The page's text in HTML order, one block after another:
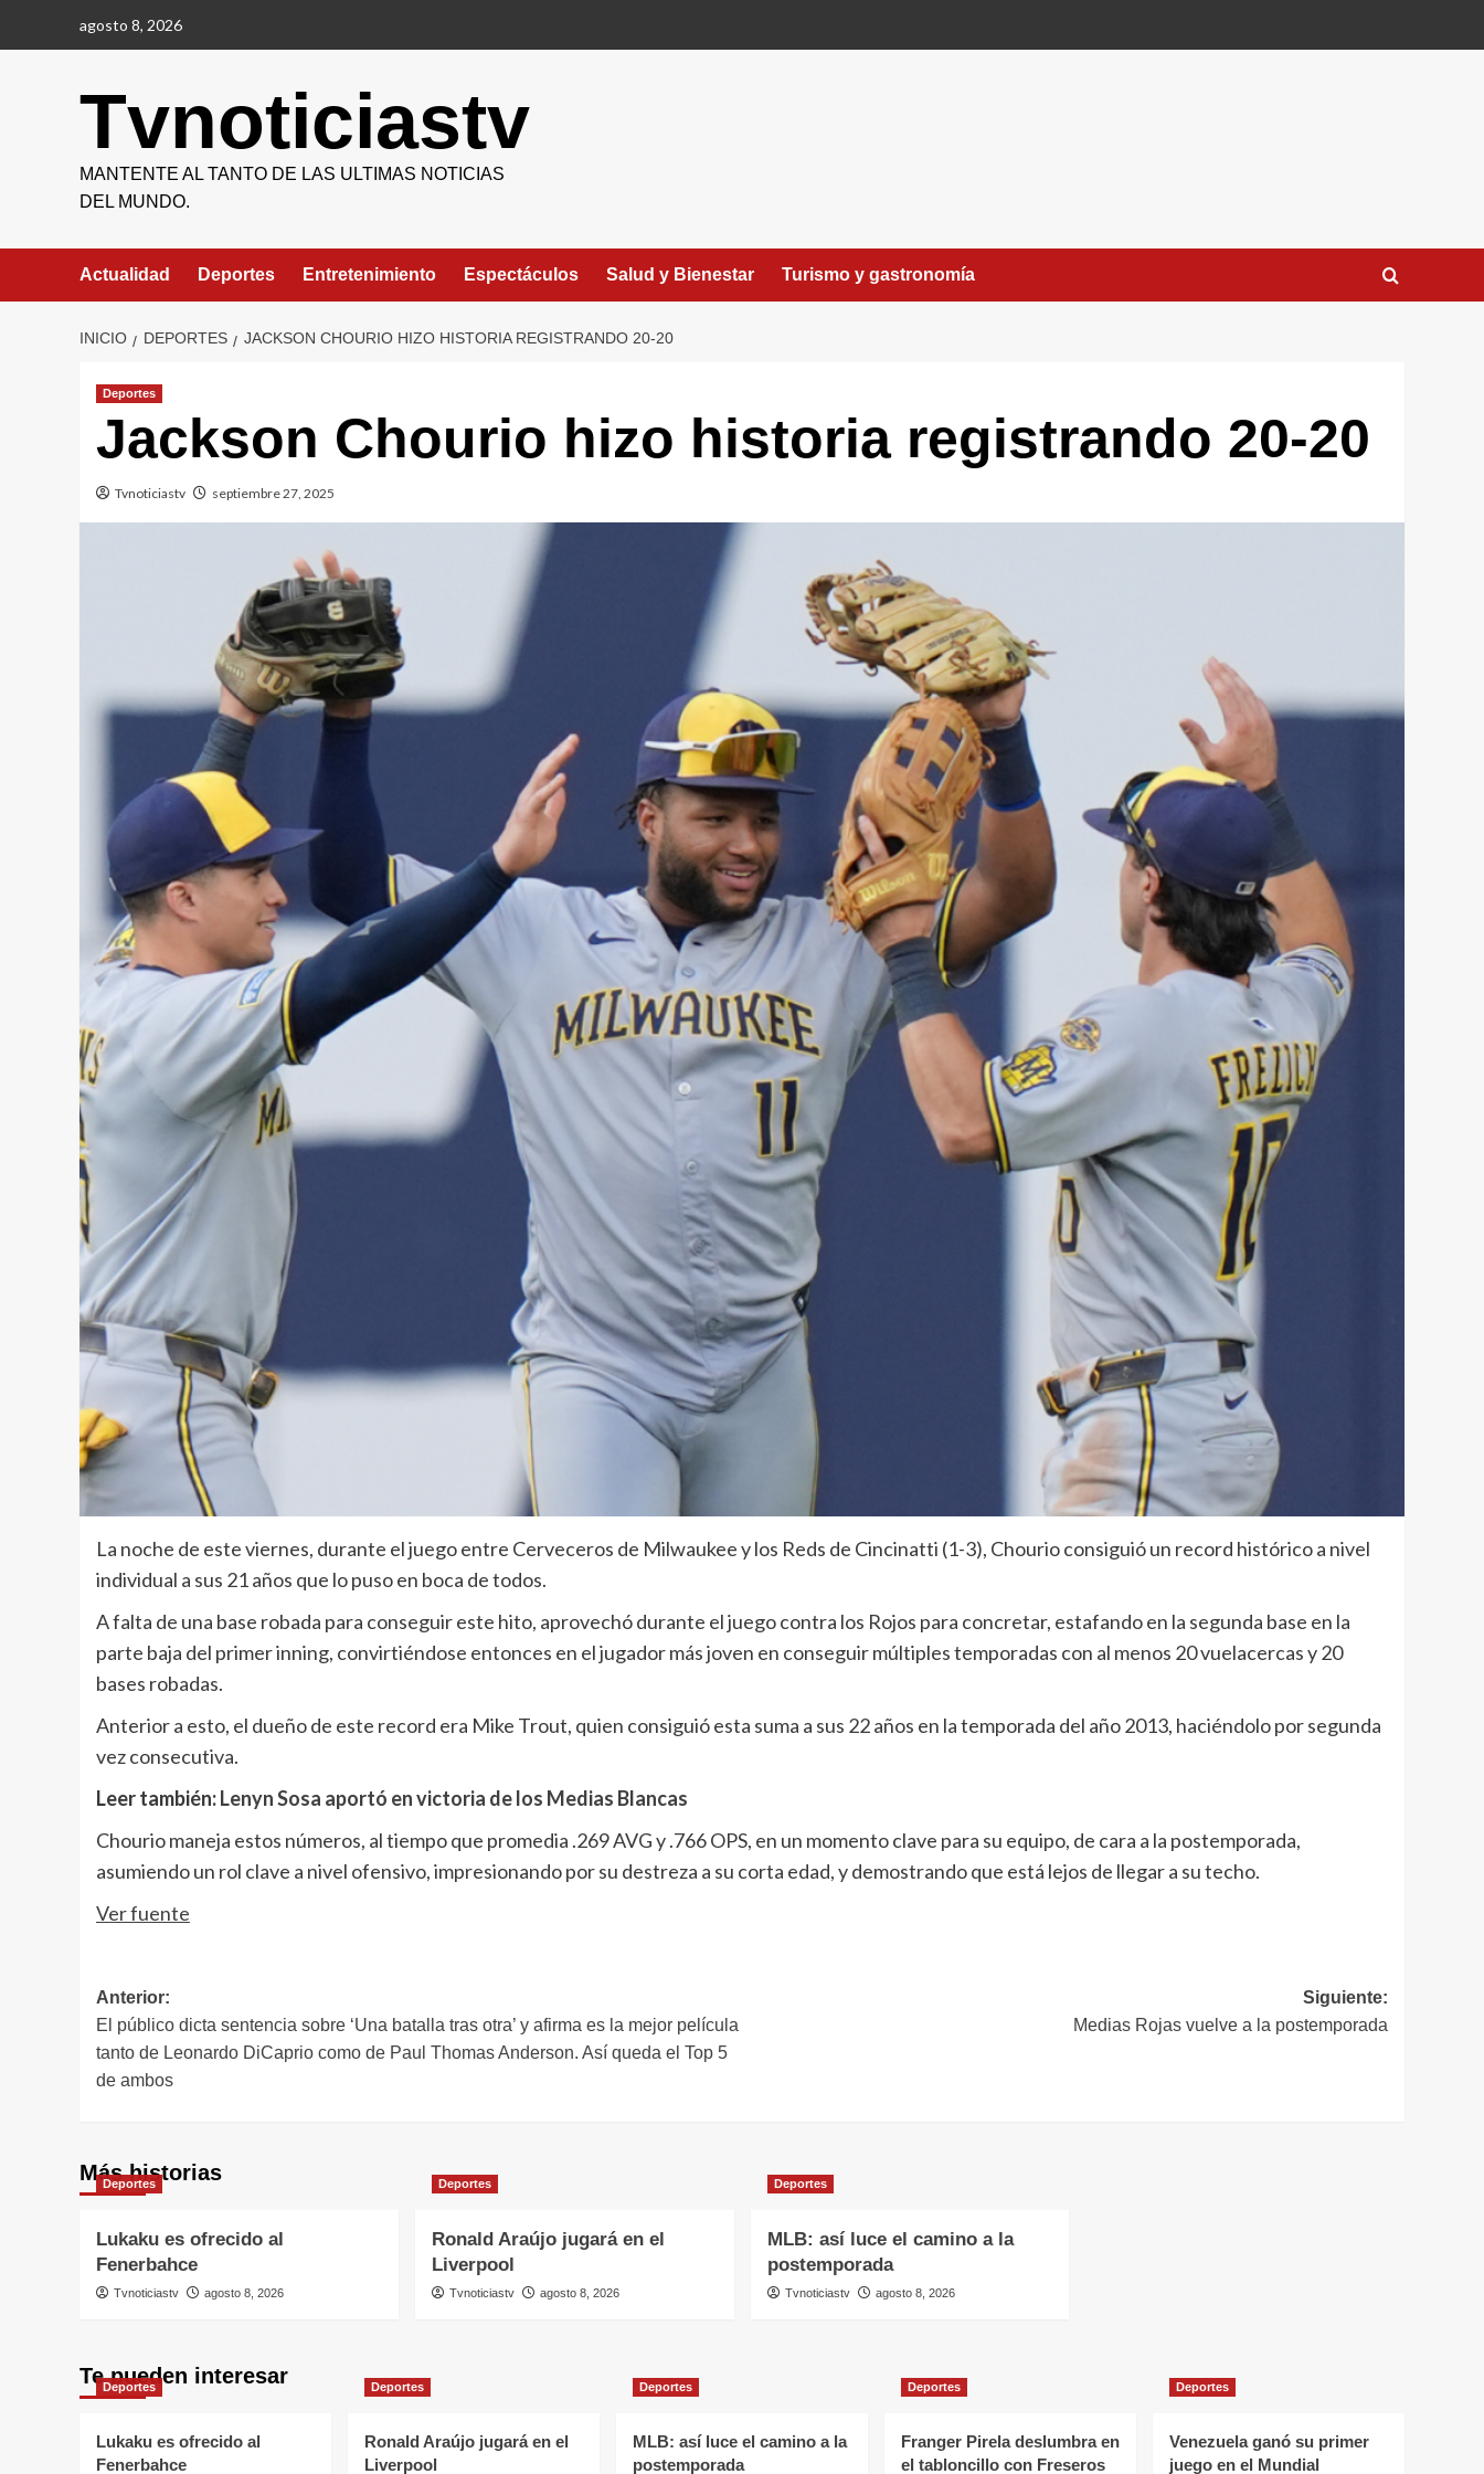
agosto 8, 2026
Tvnoticiastv
MANTENTE AL TANTO DE LAS ULTIMAS NOTICIAS
DEL MUNDO.
Actualidad Deportes Entretenimiento Espectáculos Salud y Bienestar Turismo y gastronomía
INICIO DEPORTES JACKSON CHOURIO HIZO HISTORIA REGISTRANDO 20-20
Deportes
Jackson Chourio hizo historia registrando 20-20
Tvnoticiastv septiembre 27, 2025
La noche de este viernes, durante el juego entre Cerveceros de Milwaukee y los Reds de Cincinatti (1-3), Chourio consiguió un record histórico a nivel
individual a sus 21 años que lo puso en boca de todos.
A falta de una base robada para conseguir este hito, aprovechó durante el juego contra los Rojos para concretar, estafando en la segunda base en la
parte baja del primer inning, convirtiéndose entonces en el jugador más joven en conseguir múltiples temporadas con al menos 20 vuelacercas y 20
bases robadas.
Anterior a esto, el dueño de este record era Mike Trout, quien consiguió esta suma a sus 22 años en la temporada del año 2013, haciéndolo por segunda
vez consecutiva.
Leer también:Lenyn Sosa aportó en victoria de los Medias Blancas
Chourio maneja estos números, al tiempo que promedia .269 AVG y .766 OPS, en un momento clave para su equipo, de cara a la postemporada,
asumiendo un rol clave a nivel ofensivo, impresionando por su destreza a su corta edad, y demostrando que está lejos de llegar a su techo.
Ver fuente
Navegación
de
entradas
Anterior:
El público dicta sentencia sobre ‘Una batalla tras otra’ y afirma es la mejor película
tanto de Leonardo DiCaprio como de Paul Thomas Anderson. Así queda el Top 5
de ambos
Siguiente:
Medias Rojas vuelve a la postemporada
Más historias
Deportes
Lukaku es ofrecido al
Fenerbahce
Tvnoticiastv agosto 8, 2026
Deportes
Ronald Araújo jugará en el
Liverpool
Tvnoticiastv agosto 8, 2026
Deportes
MLB: así luce el camino a la
postemporada
Tvnoticiastv agosto 8, 2026
Te pueden interesar
Deportes
Lukaku es ofrecido al
Fenerbahce
Deportes
Ronald Araújo jugará en el
Liverpool
Deportes
MLB: así luce el camino a la
postemporada
Deportes
Franger Pirela deslumbra en
el tabloncillo con Freseros
Deportes
Venezuela ganó su primer
juego en el Mundial